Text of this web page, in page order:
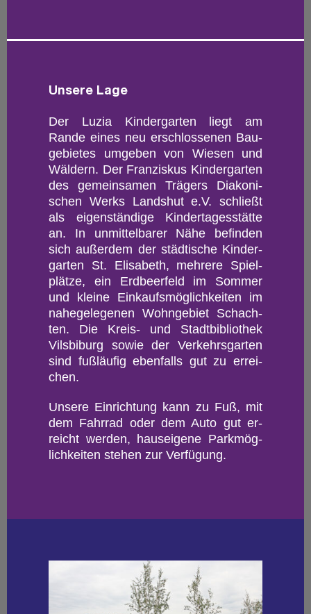
Un­se­re Lage
Der Luzia Kin­der­gar­ten liegt am
Rande eines neu er­schlos­se­nen Bau­
ge­bie­tes um­ge­ben von Wie­sen und
Wäl­dern. Der Fran­zis­kus Kin­der­gar­ten
des ge­mein­sa­men Trä­gers Dia­ko­ni­
schen Werks Lands­hut e.V. schlie­ßt
als ei­gen­stän­di­ge Kin­der­ta­ges­stät­te
an. In un­mit­tel­ba­rer Nähe be­fin­den
sich au­ßer­dem der städ­ti­sche Kin­der­
gar­ten St. Eli­sa­beth, meh­re­re Spiel­
plät­ze, ein Erd­beer­feld im Som­mer
und klei­ne Ein­kaufs­mög­lich­kei­ten im
na­he­ge­le­ge­nen Wohn­ge­biet Schach­
ten. Die Kreis- und Stadt­bi­blio­thek
Vils­bi­burg sowie der Ver­kehrs­gar­ten
sind fu­ß­läu­fig eben­falls gut zu er­rei­
chen.
Un­se­re Ein­rich­tung kann zu Fuß, mit
dem Fahr­rad oder dem Auto gut er­
reicht wer­den, haus­ei­ge­ne Park­mög­
lich­kei­ten ste­hen zur Ver­fü­gung.